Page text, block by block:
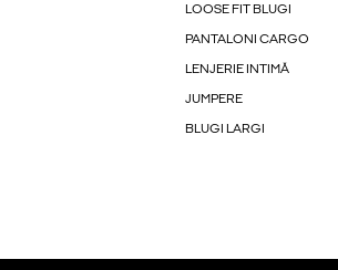
LOOSE FIT BLUGI
PANTALONI CARGO
LENJERIE INTIMĂ
JUMPERE
BLUGI LARGI